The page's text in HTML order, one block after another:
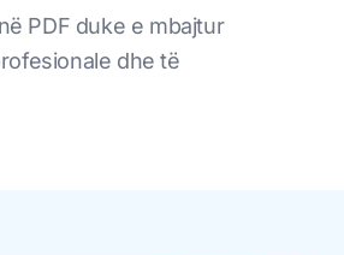
PDF duke e mbajtur
dhe të